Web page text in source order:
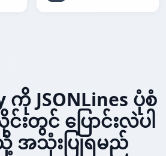
ကို JSONLines ပုံစံ
တွင် ပြောင်းလဲပါ
အသုံးပြုရမည်